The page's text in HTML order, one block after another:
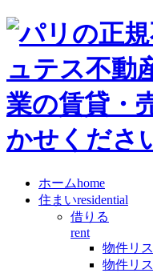
ホームhome
住まいresidential
借りる
rent
物件リ
物件リ